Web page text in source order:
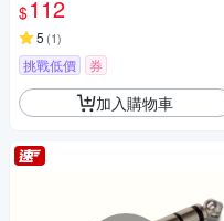
$112
5 (1)
挑戰低價 券
加入購物車